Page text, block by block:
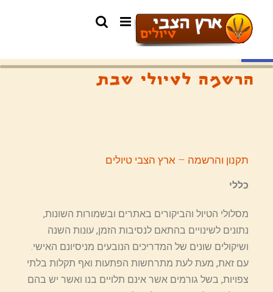
פתח סרגל נגישות
הרשמה לטיולי שבת
תקנון והרשמה – ארץ הצבי טיולים
כללי
מסלולי הטיול והביקורים באתרים ובשמורות השונות,
נתונים לשינויים בהתאם לנסיבות הזמן, עונות השנה
ושיקולים שונים של המדריכים הנובעים מניסיונם האישי.
עם זאת, מעת לעת מתרחשות הפתעות ואף תקלות בלתי
צפויות, בשל גורמים אשר אינם תלויים בנו ואשר יש בהם